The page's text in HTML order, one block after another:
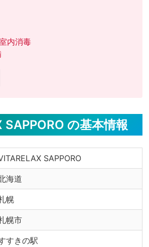
内消毒
SAPPORO の基本情報
SAPPORO
海道
幌
幌市
すきの駅